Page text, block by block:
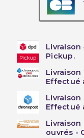
Livraison
Pickup.
Livraison
Effectué
Livraison
Effectué
Livraison
ouvrés -